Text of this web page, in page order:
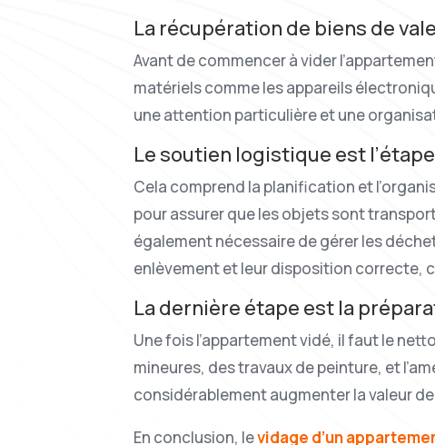
La récupération de biens de
Avant de commencer à vider
matériels comme les appareils
une attention particulière et une
Le soutien logistique est
Cela comprend la planification et
pour assurer que les objets sont
également nécessaire de gérer les
enlèvement et leur disposition correcte,
La dernière étape est la
Une fois l’appartement vidé, il faut le
mineures, des travaux de peinture, et
considérablement augmenter la valeur
En conclusion, levidage d’un